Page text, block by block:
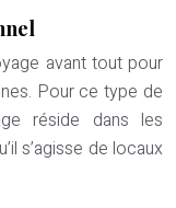
avant tout pour
Pour ce type de
réside dans les
s’agisse de locaux